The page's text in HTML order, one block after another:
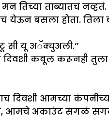
तिच्या ताब्यातच नव्हतं.
येऊन बसला होता.
सी यू अॅक्चुअली.’’
दिवशी कबूल करूनही
दिवशी आमच्या
आमचे अकाउंट सगळं